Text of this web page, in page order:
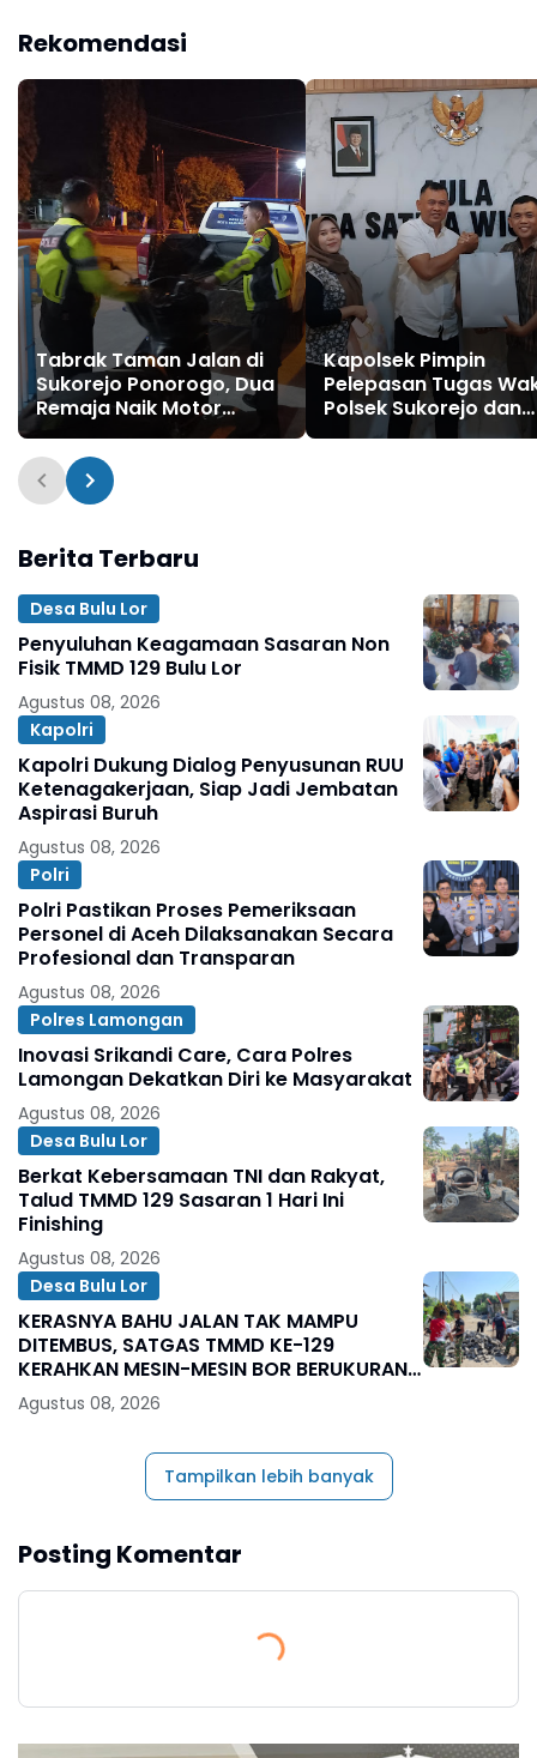
Rekomendasi
Tabrak Taman Jalan di
Sukorejo Ponorogo, Dua
Remaja Naik Motor
Terpelanting
Kapolsek Pimpin
Pelepasan Tugas
Polsek Sukorejo dan
Wakil Ketua Ranting
Berita Terbaru
Desa Bulu Lor
Penyuluhan Keagamaan Sasaran Non
Fisik TMMD 129 Bulu Lor
Agustus 08, 2026
Kapolri
Kapolri Dukung Dialog Penyusunan RUU
Ketenagakerjaan, Siap Jadi Jembatan
Aspirasi Buruh
Agustus 08, 2026
Polri
Polri Pastikan Proses Pemeriksaan
Personel di Aceh Dilaksanakan Secara
Profesional dan Transparan
Agustus 08, 2026
Polres Lamongan
Inovasi Srikandi Care, Cara Polres
Lamongan Dekatkan Diri ke Masyarakat
Agustus 08, 2026
Desa Bulu Lor
Berkat Kebersamaan TNI dan Rakyat,
Talud TMMD 129 Sasaran 1 Hari Ini
Finishing
Agustus 08, 2026
Desa Bulu Lor
KERASNYA BAHU JALAN TAK MAMPU
DITEMBUS, SATGAS TMMD KE-129
KERAHKAN MESIN-MESIN BOR BERUKURAN
BESAR
Agustus 08, 2026
Tampilkan lebih banyak
Posting Komentar